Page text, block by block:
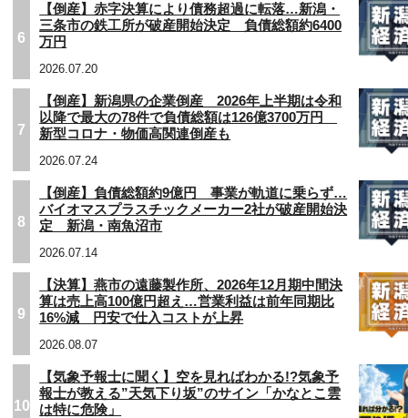
6
【倒産】赤字決算により債務超過に転落…新潟・
三条市の鉄工所が破産開始決定 負債総額約6400
万円
2026.07.20
7
【倒産】新潟県の企業倒産 2026年上半期は令和
以降で最大の78件で負債総額は126億3700万円
新型コロナ・物価高関連倒産も
2026.07.24
8
【倒産】負債総額約9億円 事業が軌道に乗らず…
バイオマスプラスチックメーカー2社が破産開始決
定 新潟・南魚沼市
2026.07.14
9
【決算】燕市の遠藤製作所、2026年12月期中間決
算は売上高100億円超え…営業利益は前年同期比
16%減 円安で仕入コストが上昇
2026.08.07
10
【気象予報士に聞く】空を見ればわかる!?気象予
報士が教える”天気下り坂”のサイン「かなとこ雲
は特に危険」